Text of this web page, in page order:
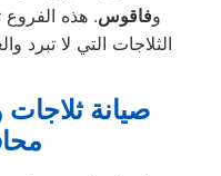
وفاقوس. هذه
الثلاجات التي لا تبرد
صيانة